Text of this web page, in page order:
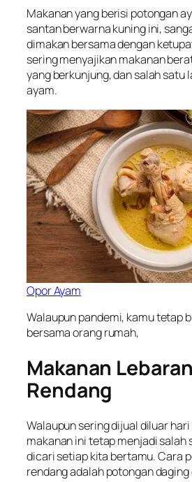
Makanan yang berisi potongan
santan berwarna kuning ini,
dimakan bersama dengan
sering menyajikan makanan
yang berkunjung, dan salah satu
ayam.
Opor Ayam
Walaupun pandemi, kamu tetap
bersama orang rumah,
Makanan
Rendang
Walaupun sering dijual diluar
makanan ini tetap menjadi salah
dicari setiap kita bertamu. Cara
rendang adalah potongan